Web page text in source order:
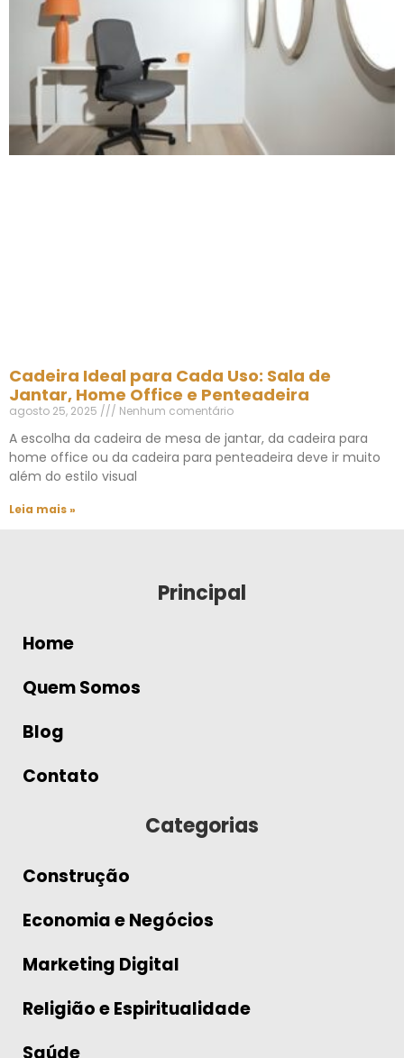
Cadeira Ideal para Cada Uso: Sala de
Jantar, Home Office e Penteadeira
agosto 25, 2025 Nenhum comentário
A escolha da cadeira de mesa de jantar, da cadeira para
home office ou da cadeira para penteadeira deve ir muito
além do estilo visual
Leia mais »
Principal
Home
Quem Somos
Blog
Contato
Categorias
Construção
Economia e Negócios
Marketing Digital
Religião e Espiritualidade
Saúde